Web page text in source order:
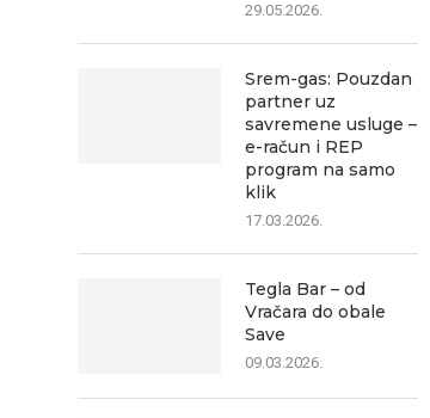
29.05.2026.
Srem-gas: Pouzdan
partner uz
savremene usluge –
e-račun i REP
program na samo
klik
17.03.2026.
Tegla Bar – od
Vračara do obale
Save
09.03.2026.